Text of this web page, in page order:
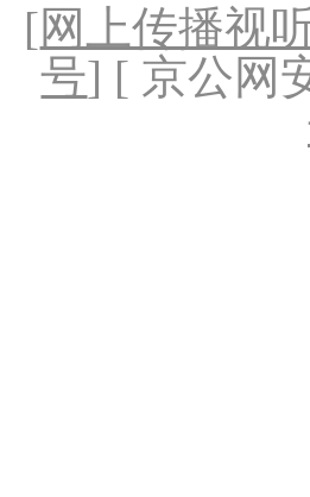
[网上传播视
号] [ 京公网